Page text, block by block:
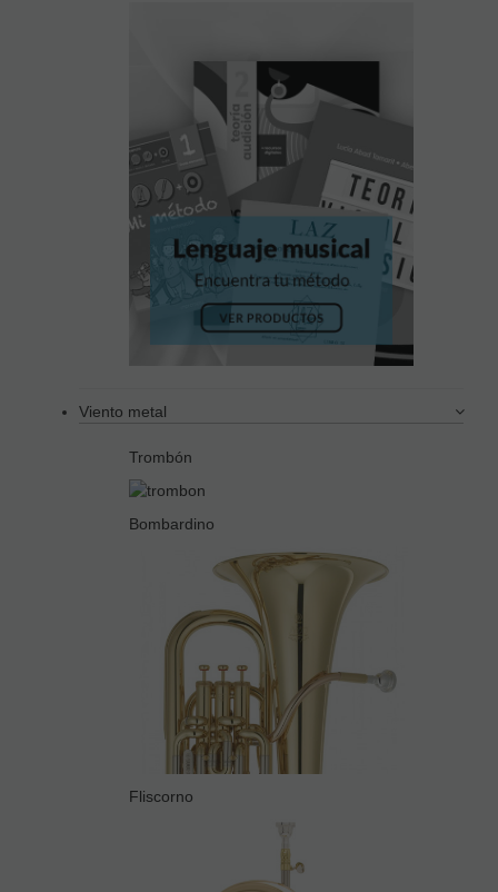
Viento metal
Trombón
Bombardino
Fliscorno